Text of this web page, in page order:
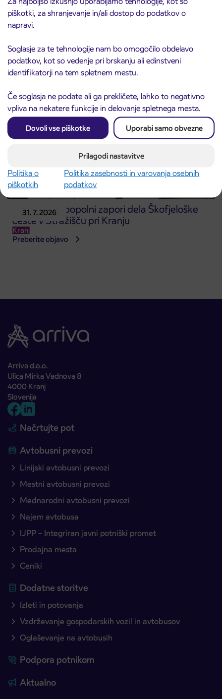
piškotki, za shranjevanje in/ali dostop do podatkov o
napravi.
Soglasje za te tehnologije nam bo omogočilo obdelavo
podatkov, kot so vedenje pri brskanju ali edinstveni
identifikatorji na tem spletnem mestu.
Če soglasja ne podate ali ga prekličete, lahko to negativno
vpliva na nekatere funkcije in delovanje spletnega mesta.
Dovoli vse piškotke Uporabi samo obvezne
Prilagodi nastavitve
Politika o
piškotkih
Politika zasebnosti in varovanja osebnih
podatkov
3. 8. 2026
Obvestilo o popolni zapori ceste
Kranj
Preberite objavo
31. 7. 2026
Obvestilo o popolni zapori dela Škofjeloške
ceste v Stražišču pri Kranju
Kranj
Preberite objavo
Arriva d.o.o.
Ulica Mirka Vadnova 8
4000 Kranj
Slovenija
Načrtujte pot
Avtobusni prevozi
Linijski avtobusni prevozi
Mestni avtobusni prevozi
Mednarodni avtobusni prevozi
Najem avtobusa
IJPP – Integriran javni potniški promet
Prodajna mesta
Ceniki
Dodatne storitve
Izleti in potovanja
Vzdrževanje gospodarskih vozil in avtobusov
Oglaševanje na avtobusih
Podpora potnikom
Aktualno